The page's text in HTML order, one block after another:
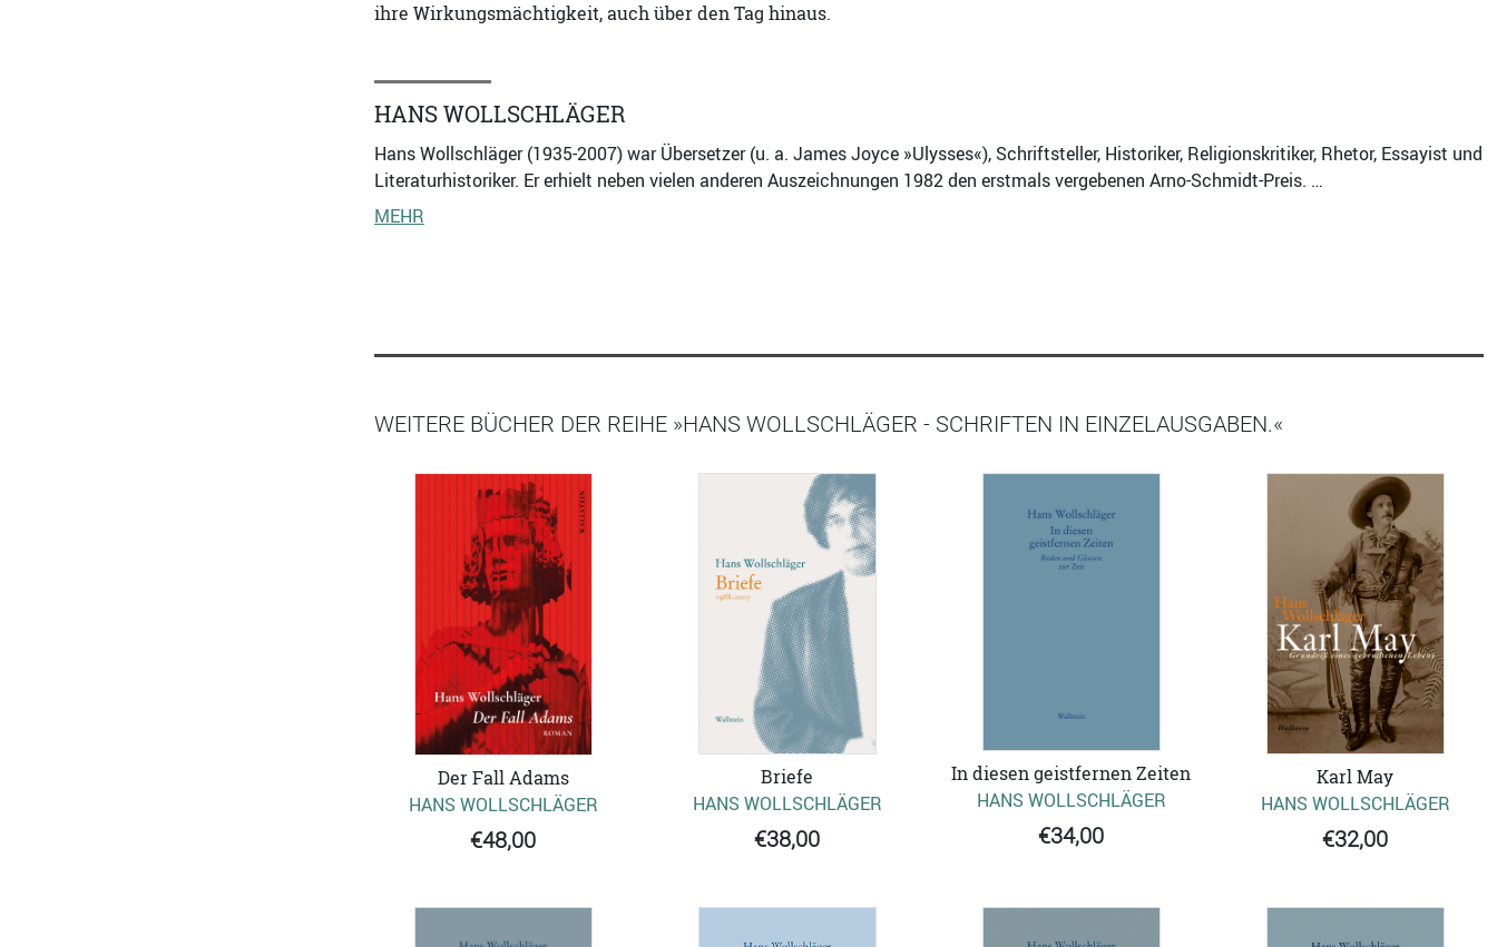
ihre Wirkungsmächtigkeit, auch über den Tag hinaus.
HANS WOLLSCHLÄGER
Hans Wollschläger (1935-2007) war Übersetzer (u. a. James Joyce »Ulysses«), Schriftsteller, Historiker, Religionskritiker, Rhetor, Essayist und
Literaturhistoriker. Er erhielt neben vielen anderen Auszeichnungen 1982 den erstmals vergebenen Arno-Schmidt-Preis. …
MEHR
WEITERE BÜCHER DER REIHE »HANS WOLLSCHLÄGER - SCHRIFTEN IN EINZELAUSGABEN.«
Der Fall Adams
HANS WOLLSCHLÄGER
€48,00
Briefe
HANS WOLLSCHLÄGER
€38,00
In diesen geistfernen Zeiten
HANS WOLLSCHLÄGER
€34,00
Karl May
HANS WOLLSCHLÄGER
€32,00